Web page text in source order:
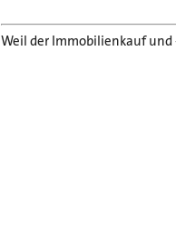
Weil der Immobilienkauf